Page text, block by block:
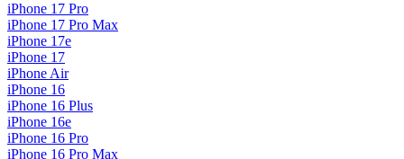
iPhone 17 Pro
iPhone 17 Pro Max
iPhone 17e
iPhone 17
iPhone Air
iPhone 16
iPhone 16 Plus
iPhone 16e
iPhone 16 Pro
iPhone 16 Pro Max